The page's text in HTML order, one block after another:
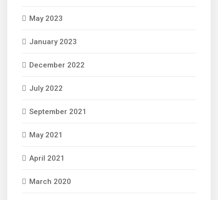
May 2023
January 2023
December 2022
July 2022
September 2021
May 2021
April 2021
March 2020